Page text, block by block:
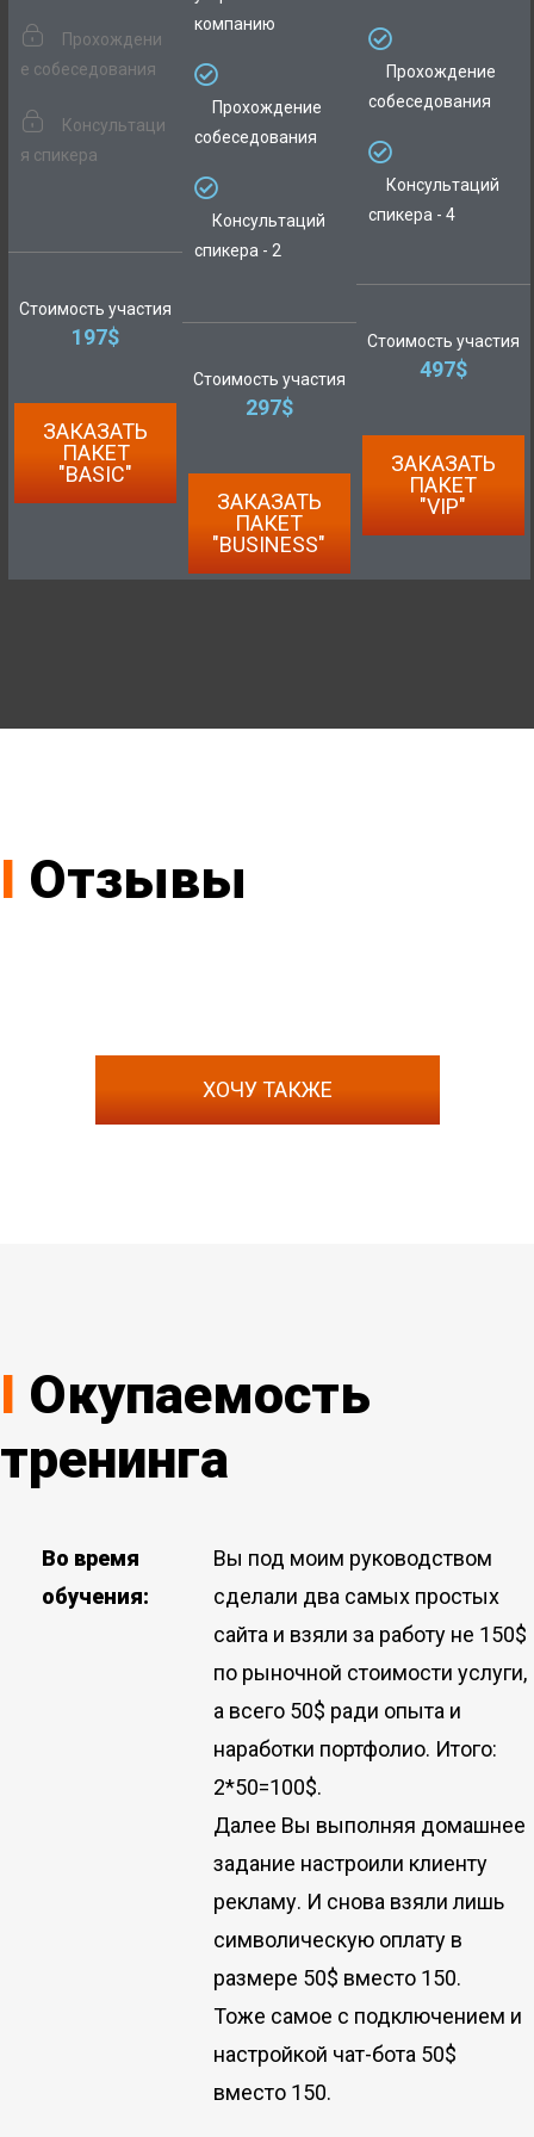
Прохождени
е собеседования
Консультаци
я спикера
Стоимость участия
197$
ЗАКАЗАТЬ
ПАКЕТ
"BASIC"
компанию
Прохождение
собеседования
Консультаций
спикера - 2
Стоимость участия
297$
ЗАКАЗАТЬ
ПАКЕТ
"BUSINESS"
Прохождение
собеседования
Консультаций
спикера - 4
Стоимость участия
497$
ЗАКАЗАТЬ
ПАКЕТ
"VIP"
I Отзывы
ХОЧУ ТАКЖЕ
I Окупаемость
тренинга
Во время
обучения:
Вы под моим руководством
сделали два самых простых
сайта и взяли за работу не 150$
по рыночной стоимости услуги,
а всего 50$ ради опыта и
наработки портфолио. Итого:
2*50=100$.
Далее Вы выполняя домашнее
задание настроили клиенту
рекламу. И снова взяли лишь
символическую оплату в
размере 50$ вместо 150.
Тоже самое с подключением и
настройкой чат-бота 50$
вместо 150.